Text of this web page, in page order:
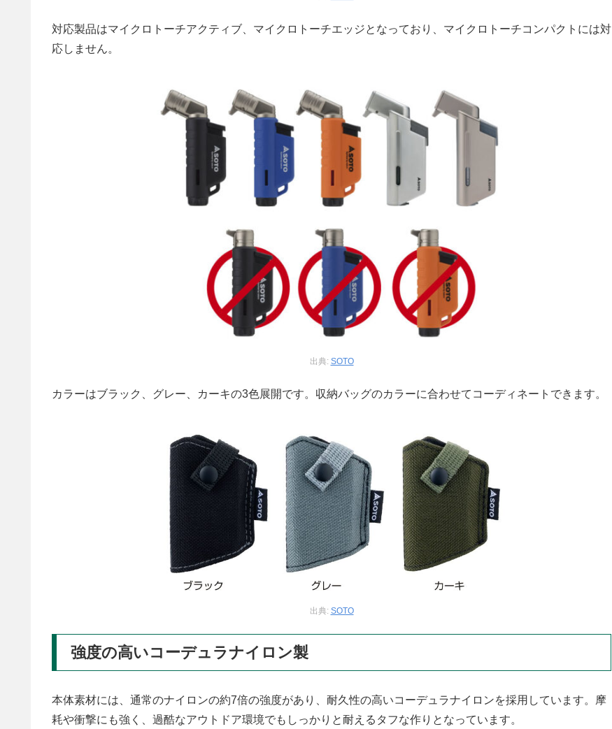
対応製品はマイクロトーチアクティブ、マイクロトーチエッジとなっており、マイクロトーチコンパクトには対
応しません。
出典: SOTO
カラーはブラック、グレー、カーキの3色展開です。収納バッグのカラーに合わせてコーディネートできます。
出典: SOTO
強度の高いコーデュラナイロン製
本体素材には、通常のナイロンの約7倍の強度があり、耐久性の高いコーデュラナイロンを採用しています。摩
耗や衝撃にも強く、過酷なアウトドア環境でもしっかりと耐えるタフな作りとなっています。